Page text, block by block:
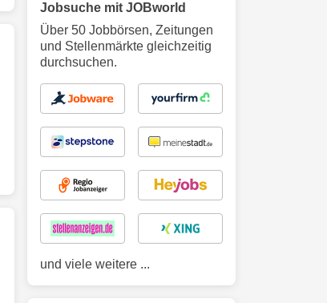
Jobsuche mit JOBworld
Über 50 Jobbörsen, Zeitungen
und Stellenmärkte gleichzeitig
durchsuchen.
und viele weitere ...